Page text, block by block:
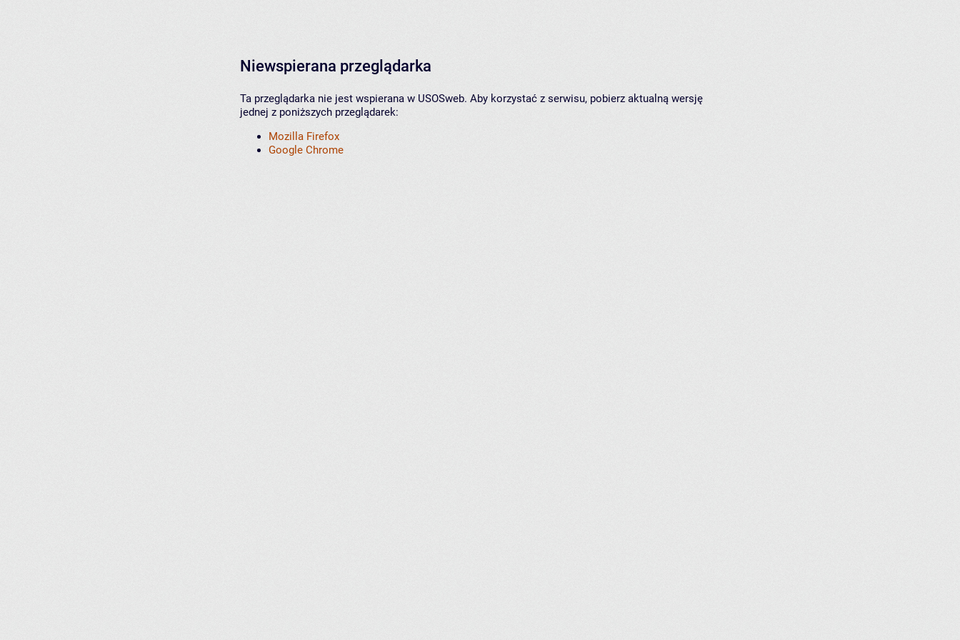
Niewspierana przeglądarka
Ta przeglądarka nie jest wspierana w USOSweb. Aby korzystać z serwisu, pobierz aktualną wersję
jednej z poniższych przeglądarek:
Mozilla Firefox
Google Chrome